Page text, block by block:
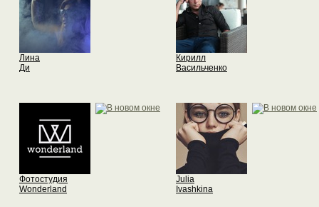
Лина
Ди
Кирилл
Васильченко
Фотостудия
Wonderland
Julia
Ivashkina